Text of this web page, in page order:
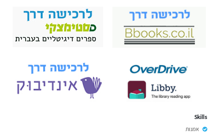
Skills
אמנות